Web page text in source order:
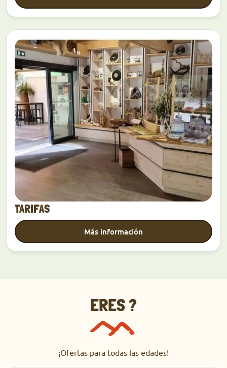
TARIFAS
Más información
Descubrir
ERES ?
¡Ofertas para todas las edades!